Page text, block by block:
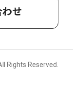
せ
Rights Reserved.